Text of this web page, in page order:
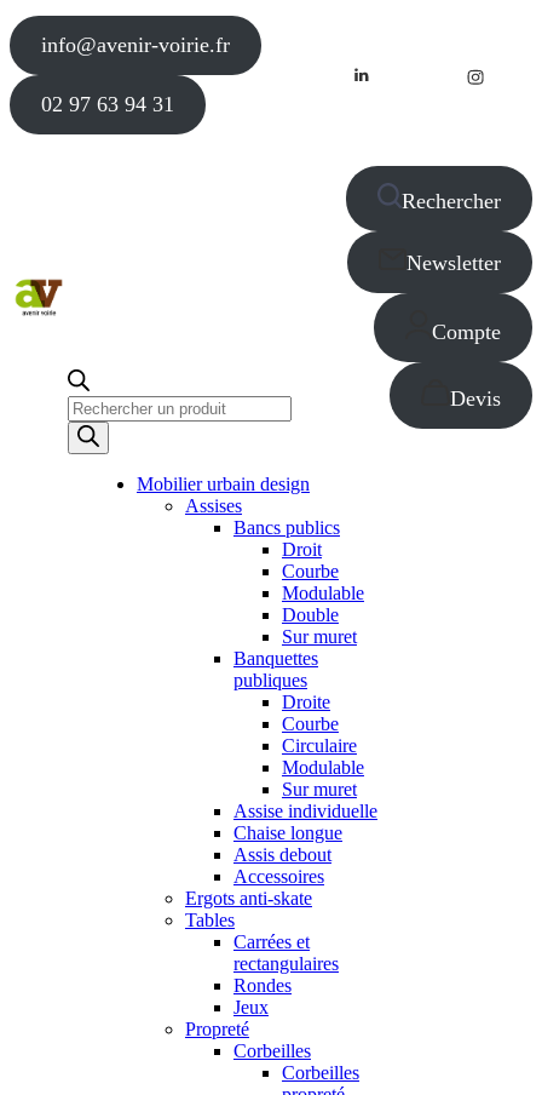
info@avenir-voirie.fr
02 97 63 94 31
Recherche
de
produits
Rechercher
Newsletter
Compte
Devis
Mobilier urbain design
Assises
Bancs publics
Droit
Courbe
Modulable
Double
Sur muret
Banquettes
publiques
Droite
Courbe
Circulaire
Modulable
Sur muret
Assise individuelle
Chaise longue
Assis debout
Accessoires
Ergots anti-skate
Tables
Carrées et
rectangulaires
Rondes
Jeux
Propreté
Corbeilles
Corbeilles